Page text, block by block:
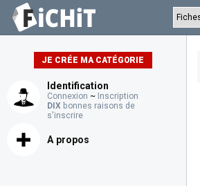
JE CRÉE MA CATÉGORIE
Identification
Connexion ~ Inscription
DIX bonnes raisons de
s'inscrire
A propos